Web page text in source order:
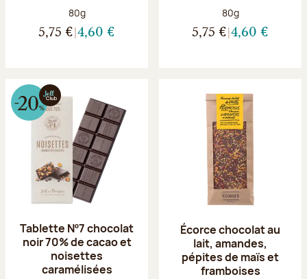
Poids net :
80g
5,75 € 4,60 €
Poids net :
80g
5,75 € 4,60 €
Tablette Nº7 chocolat
noir 70% de cacao et
noisettes
caramélisées
Écorce chocolat au
lait, amandes,
pépites de maïs et
framboises